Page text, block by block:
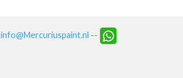
info@Mercuriuspaint.nl --